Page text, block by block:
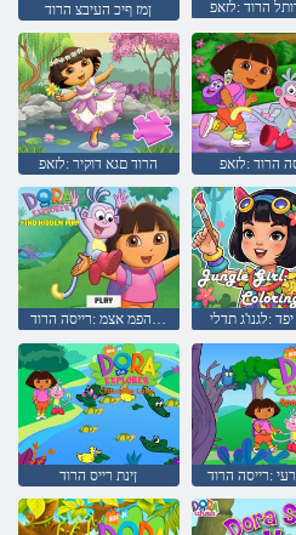
ןמז ףיכ העיבצ הרוד הרוד :לזאפ
הרוד םגא דוקיר :לזאפ הרוד :לזאפ
:לגנו'ג תדלי
ןינת רייס הרוד :רייסה הרוד